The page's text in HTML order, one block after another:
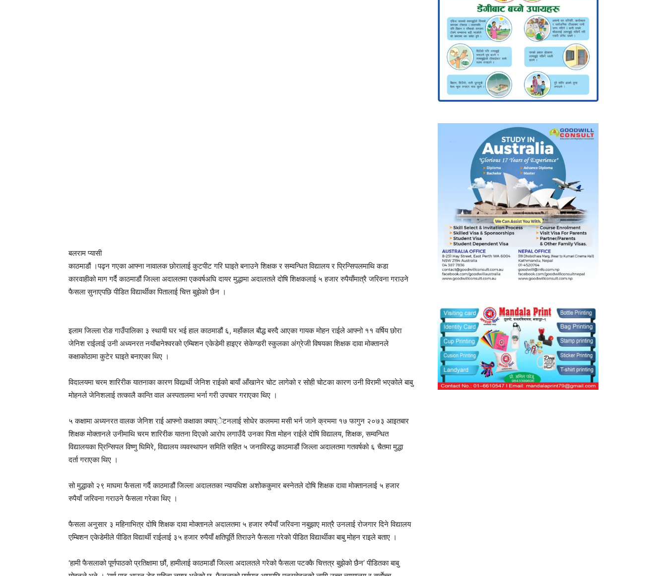
बलराम प्यासी
काठमाडौं ।पढ्न गएका आफ्ना नावालक छोरालाई कुटपीट गरि घाइते बनाउने शिक्षक र सम्वन्धित विद्यालय र प्रिन्सिपलमाथि कडा
कारवाहीको माग गर्दै काठमाडौं जिल्ला अदालतमा एकवर्षअघि दायर मुद्धामा अदालतले दोषि शिक्षकलाई ५ हजार रुपैयाँमात्रै जरिवना गराउने
फैसला सुनाएपछि पीडित विद्यार्थीका पितालाई चित्त बुझेको छैन ।
इलाम जिल्ला रोङ गाउँपालिका ३ स्थायी घर भई हाल काठमाडौं ६, महाँकाल बौद्ध बस्दै आएका गायक मोहन राईले आफ्नो ११ वर्षिय छोरा
जेनिश राईलाई उनी अध्यनरत नयाँबानेश्वरको एम्बिशन एकेडेमी हाइएर सेकेण्डरी स्कुलका अंग्रेजी विषयका शिक्षक दावा मोक्तानले
कक्षाकोठामा कुटेर घाइते बनाएका थिए ।
विदालयमा चरम शारिरीक यातनाका कारण विद्यार्र्थी जेनिश राईको बायाँ आँखानेर चोट लागेको र सोही चोटका कारण उनी विरामी भएकोले बाबु
मोहनले जेनिशलाई तत्कालै कान्ति वाल अस्पतालमा भर्ना गरी उपचार गराएका थिए ।
५ कक्षामा अध्यनरत वालक जेनिश राई आफ्नो कक्षाका क्याप्ेटनलाई सोधेर कलममा मसी भर्न जाने क्रममा १७ फागुन २०७३ आइतबार
शिक्षक मोक्तानले उनीमाथि चरम शारिरीक यातना दिएको आरोप लगाउँदै उनका पिता मोहन राईले दोषि विद्यालय, शिक्षक, सम्वन्धित
विद्यालयका प्रिन्सिपल विष्णु घिमिरे, विद्यालय व्यवस्थापन समिति सहित ५ जनाविरुद्ध काठमाडौं जिल्ला अदालतमा गतवर्षको ६ चैतमा मुद्धा
दर्ता गराएका थिए ।
सो मुद्धाको २९ माघमा फैसला गर्दै काठमाडौं जिल्ला अदालतका न्यायधिश अशोककुमार बस्नेतले दोषि शिक्षक दावा मोक्तानलाई ५ हजार
रुपैयाँ जरिवना गराउने फैसला गरेका थिए ।
फैसला अनुसार ३ महिनाभित्र दोषि शिक्षक दावा मोक्तानले अदालतमा ५ हजार रुपैयाँ जरिवना नबुझाए मात्रै उनलाई रोजगार दिने विद्यालय
एम्बिशन एकेडेमीले पीडित विद्यार्थी राईलाई ३५ हजार रुपैयाँ क्षतिपूर्ति तिराउने फैसला गरेको पीडित विद्यार्थीका बाबु मोहन राइले बताए ।
‘हामी फैसलाको पूर्णपाठको प्रतिक्षामा छौं, हामीलाई काठमाडौं जिल्ला अदालतले गरेको फैसला पटक्कै चित्तत्र बुझेको छैन’ पीडितका बाबु